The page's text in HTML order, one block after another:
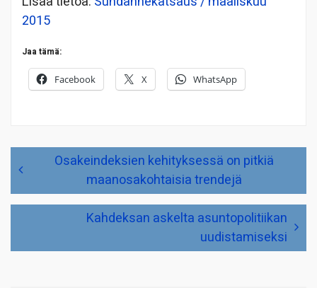
2015
Jaa tämä:
Facebook X WhatsApp
Artikkelien
selaus
Osakeindeksien kehityksessä on pitkiä
maanosakohtaisia trendejä
Kahdeksan askelta asuntopolitiikan
uudistamiseksi